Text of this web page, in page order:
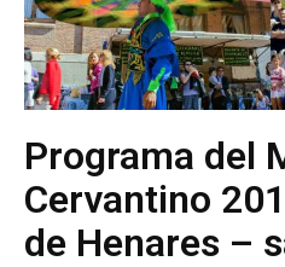
Programa del
Cervantino
de Henares –